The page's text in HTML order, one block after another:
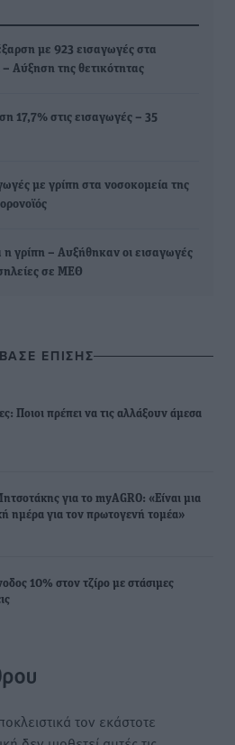
με 923 εισαγωγές στα
Αύξηση της θετικότητας
17,7% στις εισαγωγές – 35
με γρίπη στα νοσοκομεία της
γρίπη – Αυξήθηκαν οι εισαγωγές
σε ΜΕΘ
ΕΠΙΣΗΣ
Ποιοι πρέπει να τις αλλάξουν άμεσα
για το myAGRO: «Είναι μια
ημέρα για τον πρωτογενή τομέα»
10% στον τζίρο με στάσιμες
τον εκάστοτε